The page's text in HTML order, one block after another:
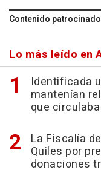
Contenido patrocinado
Lo más leído en
Identificada
mantenían
que
La Fiscalía
Quiles por
donaciones